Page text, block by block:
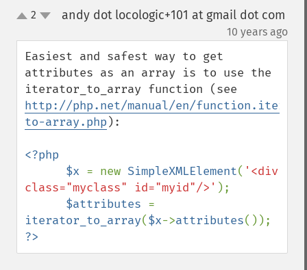
up2 andy dot locologic+101 at gmail dot com
10 years ago
Easiest and safest way to get
attributes as an array is to use the
http://php.net/manual/en/
to-array.php ):
<?php
      $x
= new SimpleXMLElement( '<div
class="myclass" id="myid"/>' );
$attributes
iterator_to_array($x->attributes
?>